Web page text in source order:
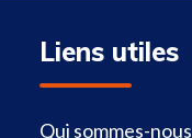
Liens utiles
Qui sommes-nous